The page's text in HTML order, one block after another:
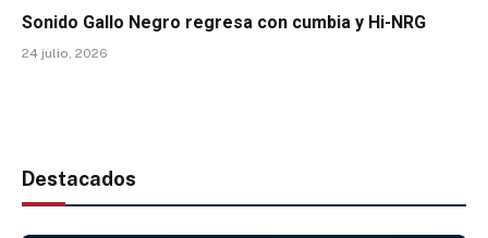
Sonido Gallo Negro regresa con cumbia y Hi-NRG
24 julio, 2026
Destacados